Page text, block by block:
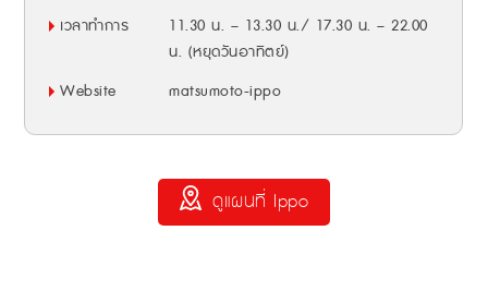
เวลาทำการ
11.30 น. – 13.30 น./ 17.30 น. – 22.00
น. (หยุดวันอาทิตย์)
Website
matsumoto-ippo
ดูแผนที่ Ippo